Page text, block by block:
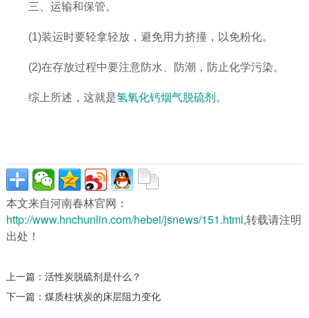
三、运输和保管。
(1)装运时要轻拿轻放，避免用力挤撞，以免粉化。
(2)在存放过程中要注意防水、防潮，防止化学污染。
综上所述，这就是氢氧化钙烟气脱硫剂 。
本文来自河南春林官网：
http://www.hnchunlin.com/hebei/jsnews/151.html,转载请注明
出处！
上一篇： 活性炭脱硫剂是什么？
下一篇： 煤质柱状炭的床层阻力变化